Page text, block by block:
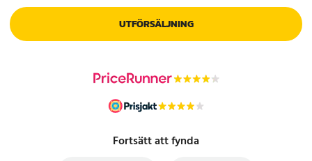
UTFÖRSÄLJNING
Fortsätt att fynda